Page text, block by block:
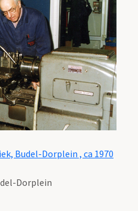
Budel-Dorplein , ca 1970
Dorplein